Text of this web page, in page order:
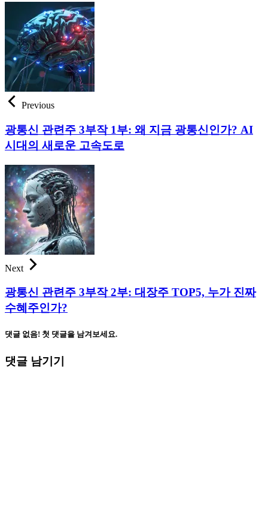
Previous
광통신 관련주 3부작 1부: 왜 지금 광통신인가? AI
시대의 새로운 고속도로
Next
광통신 관련주 3부작 2부: 대장주 TOP5, 누가 진짜
수혜주인가?
댓글 없음! 첫 댓글을 남겨보세요.
댓글 남기기